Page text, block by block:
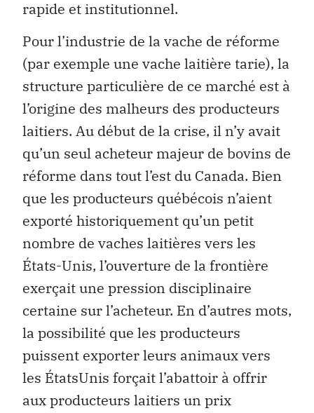
rapide et institutionnel.
Pour l’industrie de la vache de réforme
(par exemple une vache laitière tarie), la
structure particulière de ce marché est à
l’origine des malheurs des producteurs
laitiers. Au début de la crise, il n’y avait
qu’un seul acheteur majeur de bovins de
réforme dans tout l’est du Canada. Bien
que les producteurs québécois n’aient
exporté historiquement qu’un petit
nombre de vaches laitières vers les
États-Unis, l’ouverture de la frontière
exerçait une pression disciplinaire
certaine sur l’acheteur. En d’autres mots,
la possibilité que les producteurs
puissent exporter leurs animaux vers
les ÉtatsUnis forçait l’abattoir à offrir
aux producteurs laitiers un prix